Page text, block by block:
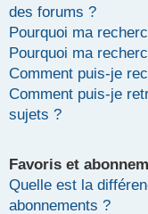
des forums ?
Pourquoi ma
Pourquoi ma
Comment puis-je
Comment puis-je
sujets ?
Favoris et
Quelle est la
abonnements ?